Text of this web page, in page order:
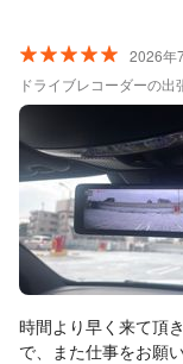
2026年
ドライブレコーダーの
時間より早く来て頂
で、また仕事をお願